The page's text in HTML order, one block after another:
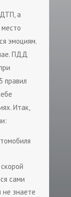
а
эмоциям.
ПДД
правил
Итак,
сами
не знаете